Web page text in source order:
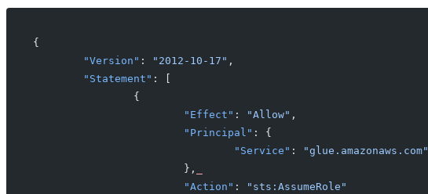
{
	"Version"
: "2012-10-17" ,
	"Statement"
: [
		{
			"Effect"
: "Allow" ,
			"Principal"
: {
				"Service"
:
"glue.amazonaws.com"
			},
			"Action"
:
"sts:AssumeRole"